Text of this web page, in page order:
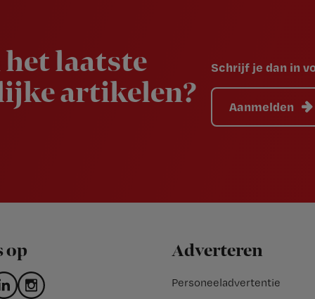
laatste
artikelen?
Schrijf je dan in
Aanmelden
op Adverteren
Personeeladvertentie